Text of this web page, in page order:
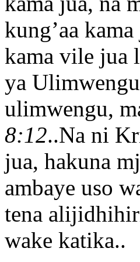
kung’aa
kama vile jua
ya
ulimwengu,
8:12..Na ni
jua, hakuna
ambaye uso
tena
wake katika..